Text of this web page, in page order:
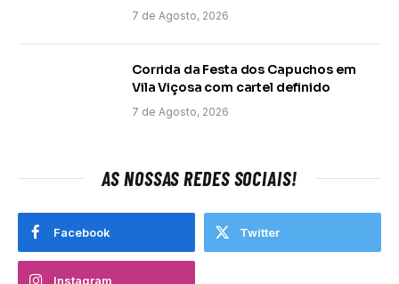
7 de Agosto, 2026
Corrida da Festa dos Capuchos em
Vila Viçosa com cartel definido
7 de Agosto, 2026
AS NOSSAS REDES SOCIAIS!
Facebook Twitter
Instagram